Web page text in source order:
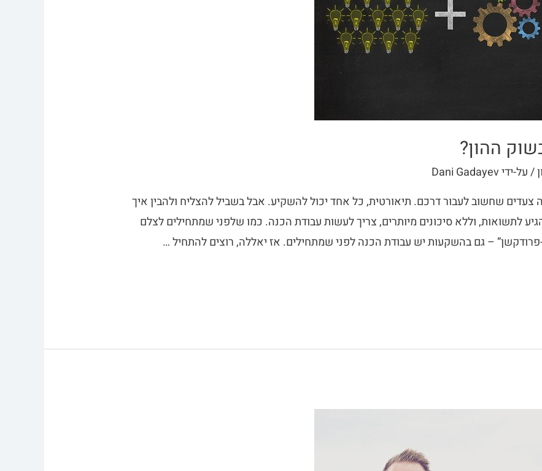
ההון?
/ על-ידיDani Gadayev
שחשוב לעבור דרכם. תיאורטית, כל אחד יכול להשקיע. אבל בשביל להצליח ולהבין איך
לתשואות, וללא סיכונים מיותרים, צריך לעשות עבודת הכנה. כמו שלפני שמתחילים לצלם
– גם בהשקעות יש עבודת הכנה לפני שמתחילים. אז יאללה, רוצים להתחיל …